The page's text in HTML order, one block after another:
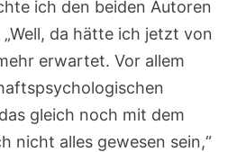
ich den beiden Autoren
da hätte ich jetzt von
erwartet. Vor allem
gleich noch mit dem
nicht alles gewesen sein,“